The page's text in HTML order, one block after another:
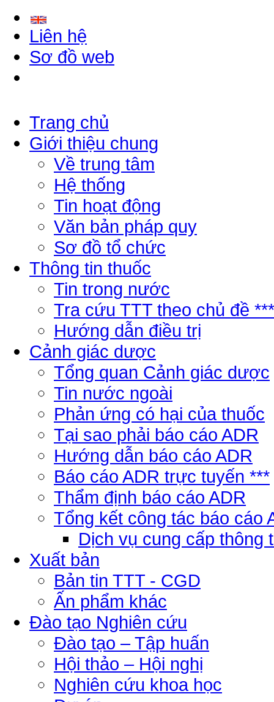
Liên hệ
Sơ đồ web
Trang chủ
Giới thiệu chung
Về trung tâm
Hệ thống
Tin hoạt động
Văn bản pháp quy
Sơ đồ tổ chức
Thông tin thuốc
Tin trong nước
Tra cứu TTT theo chủ đề ***
Hướng dẫn điều trị
Cảnh giác dược
Tổng quan Cảnh giác dược
Tin nước ngoài
Phản ứng có hại của thuốc
Tại sao phải báo cáo ADR
Hướng dẫn báo cáo ADR
Báo cáo ADR trực tuyến ***
Thẩm định báo cáo ADR
Tổng kết công tác báo cáo
Dịch vụ cung cấp thông
Xuất bản
Bản tin TTT - CGD
Ấn phẩm khác
Đào tạo Nghiên cứu
Đào tạo – Tập huấn
Hội thảo – Hội nghị
Nghiên cứu khoa học